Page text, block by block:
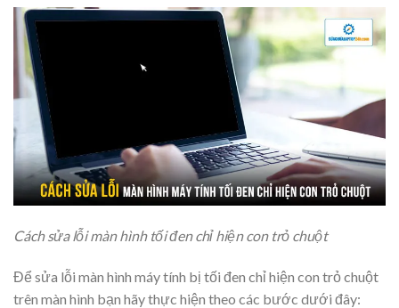
Cách sửa lỗi màn hình tối đen chỉ hiện con trỏ chuột
Để sửa lỗi màn hình máy tính bị tối đen chỉ hiện con trỏ chuột
trên màn hình bạn hãy thực hiện theo các bước dưới đây: